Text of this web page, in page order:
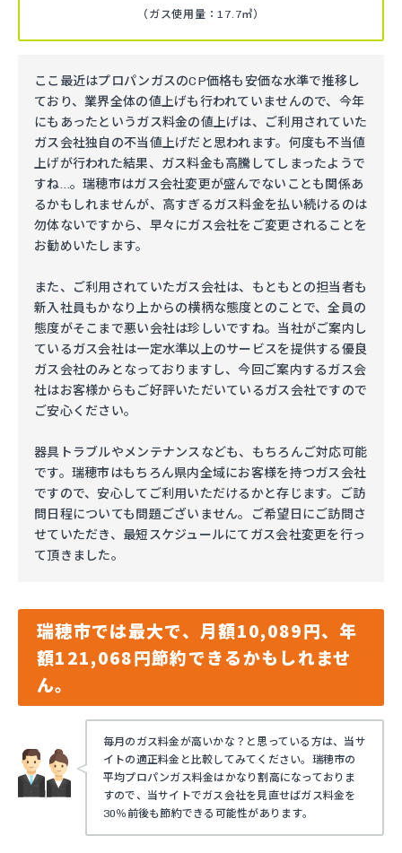
（ガス使用量：17.7㎥）
ここ最近はプロパンガスのCP価格も安価な水準で推移し
ており、業界全体の値上げも行われていませんので、今年
にもあったというガス料金の値上げは、ご利用されていた
ガス会社独自の不当値上げだと思われます。何度も不当値
上げが行われた結果、ガス料金も高騰してしまったようで
すね…。瑞穂市はガス会社変更が盛んでないことも関係あ
るかもしれませんが、高すぎるガス料金を払い続けるのは
勿体ないですから、早々にガス会社をご変更されることを
お勧めいたします。
また、ご利用されていたガス会社は、もともとの担当者も
新入社員もかなり上からの横柄な態度とのことで、全員の
態度がそこまで悪い会社は珍しいですね。当社がご案内し
ているガス会社は一定水準以上のサービスを提供する優良
ガス会社のみとなっておりますし、今回ご案内するガス会
社はお客様からもご好評いただいているガス会社ですので
ご安心ください。
器具トラブルやメンテナンスなども、もちろんご対応可能
です。瑞穂市はもちろん県内全域にお客様を持つガス会社
ですので、安心してご利用いただけるかと存じます。ご訪
問日程についても問題ございません。ご希望日にご訪問さ
せていただき、最短スケジュールにてガス会社変更を行っ
て頂きました。
瑞穂市では最大で、月額10,089円、年
額121,068円節約できるかもしれませ
ん。
毎月のガス料金が高いかな？と思っている方は、当サ
イトの適正料金と比較してみてください。瑞穂市の
平均プロパンガス料金はかなり割高になっておりま
すので、当サイトでガス会社を見直せばガス料金を
30％前後も節約できる可能性があります。